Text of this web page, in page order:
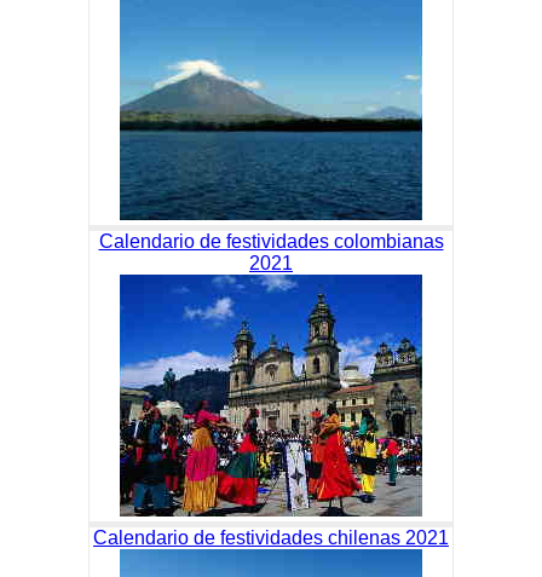
Calendario de festividades colombianas
2021
Calendario de festividades chilenas 2021